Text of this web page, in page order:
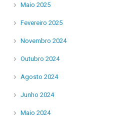
Maio 2025
Fevereiro 2025
Novembro 2024
Outubro 2024
Agosto 2024
Junho 2024
Maio 2024